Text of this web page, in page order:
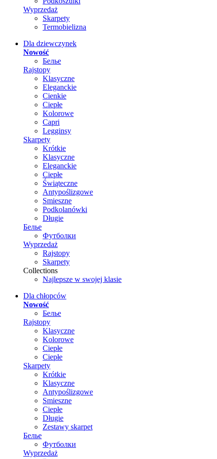
Wyprzedaż
Skarpety
Termobielizna
Dla dziewczynek
Nowość
Белье
Rajstopy
Klasyczne
Eleganckie
Cienkie
Ciepłe
Kolorowe
Capri
Legginsy
Skarpety
Krótkie
Klasyczne
Eleganckie
Ciepłe
Świąteczne
Antypoślizgowe
Smieszne
Podkolanówki
Długie
Белье
Футболки
Wyprzedaż
Rajstopy
Skarpety
Collections
Najlepsze w swojej klasie
Dla chłopców
Nowość
Белье
Rajstopy
Klasyczne
Kolorowe
Ciepłe
Ciepłe
Skarpety
Krótkie
Klasyczne
Antypoślizgowe
Smieszne
Ciepłe
Długie
Zestawy skarpet
Белье
Футболки
Wyprzedaż